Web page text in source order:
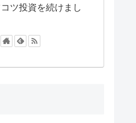
ツ投資を続けまし